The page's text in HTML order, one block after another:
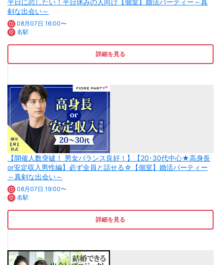
平日に恋したい！平日休みの人向け【個室】婚活パーティー～真
剣な出会い～
08月07日 16:00〜
名駅
詳細を見る
【開催人数突破！ 男女バランス良好！】【20･30代中心★高身長
or安定収入男性編】必ず全員と話せる☆【個室】婚活パーティー
～真剣な出会い～
08月07日 19:00〜
名駅
詳細を見る